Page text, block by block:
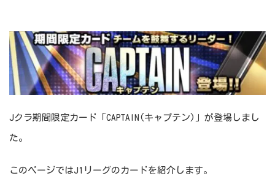
Jクラ期間限定カード「CAPTAIN(キャプテン)」が登場しまし
た。
このページではJ1リーグのカードを紹介します。